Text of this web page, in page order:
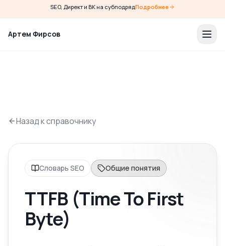
SEO, Директ и ВК на субподрядПодробнее
Артем Фирсов
Назад к справочнику
Словарь SEO Общие понятия
TTFB (Time To First
Byte)